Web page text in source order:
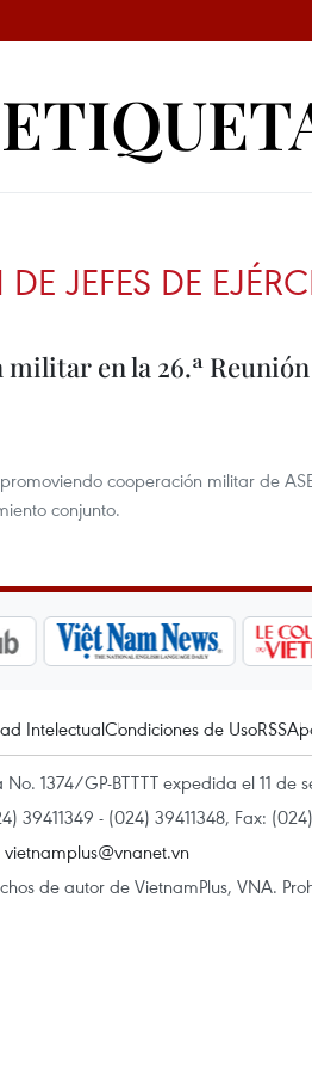
JEFES DE
en la 26.ª Reunión
cooperación militar de
conjunto.
IntelectualCondiciones de UsoRSS
No. 1374/GP-BTTTT expedida el 11
39411349 - (024) 39411348, Fax:
vietnamplus@vnanet.vn
de autor de VietnamPlus, VNA.